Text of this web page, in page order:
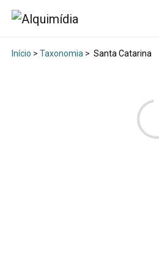
Início > Taxonomia > Santa Catarina